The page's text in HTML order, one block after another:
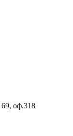
оф.318